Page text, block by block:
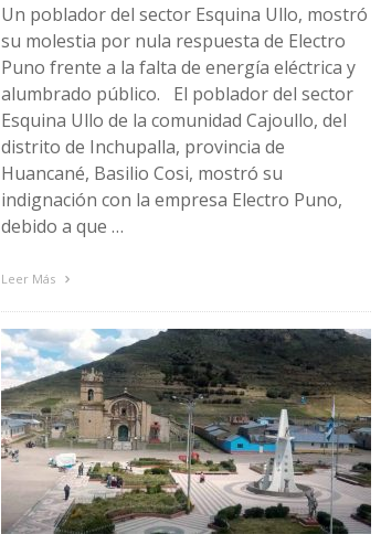
Un poblador del sector Esquina Ullo, mostró
su molestia por nula respuesta de Electro
Puno frente a la falta de energía eléctrica y
alumbrado público. El poblador del sector
Esquina Ullo de la comunidad Cajoullo, del
distrito de Inchupalla, provincia de
Huancané, Basilio Cosi, mostró su
indignación con la empresa Electro Puno,
debido a que …
Leer Más